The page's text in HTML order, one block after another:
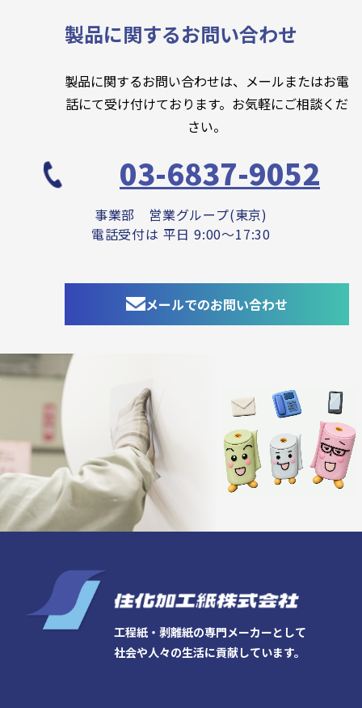
製品に関するお問い合わせ
製品に関するお問い合わせは、メールまたはお電
話にて受け付けております。お気軽にご相談くだ
さい。
03-6837-9052
事業部 営業グループ(東京)
電話受付は 平日 9:00～17:30
メールでのお問い合わせ
工程紙・剥離紙の専門メーカーとして
社会や人々の生活に貢献しています。